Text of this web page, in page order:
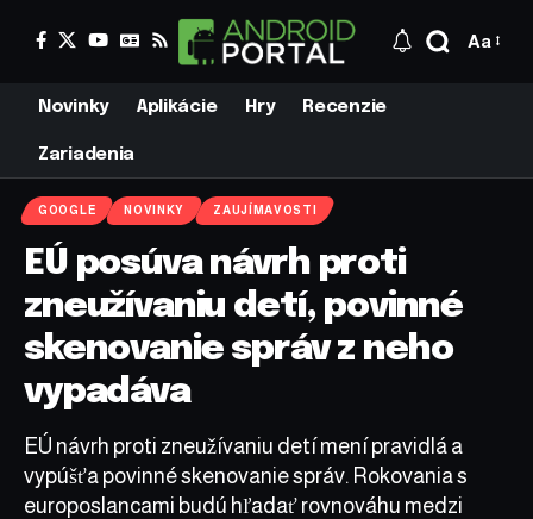
Aa
Novinky Aplikácie Hry Recenzie
Zariadenia
GOOGLE NOVINKY ZAUJÍMAVOSTI
EÚ posúva návrh proti
zneužívaniu detí, povinné
skenovanie správ z neho
vypadáva
EÚ návrh proti zneužívaniu detí mení pravidlá a
vypúšťa povinné skenovanie správ. Rokovania s
europoslancami budú hľadať rovnováhu medzi